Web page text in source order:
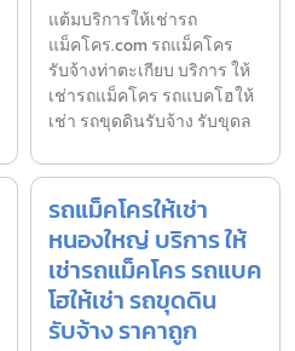
แต้มบริการให้เช่ารถ
แม็คโคร.com รถแม็คโคร
รับจ้างท่าตะเกียบ บริการ ให้
เช่ารถแม็คโคร รถแบคโฮให้
เช่า รถขุดดินรับจ้าง รับขุดล
รถแม็คโครให้เช่า
หนองใหญ่ บริการ ให้
เช่ารถแม็คโคร รถแบค
โฮให้เช่า รถขุดดิน
รับจ้าง ราคาถูก